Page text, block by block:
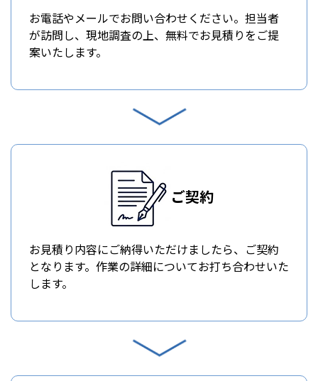
お電話やメールでお問い合わせください。担当者
が訪問し、現地調査の上、無料でお見積りをご提
案いたします。
ご契約
お見積り内容にご納得いただけましたら、ご契約
となります。作業の詳細についてお打ち合わせいた
します。